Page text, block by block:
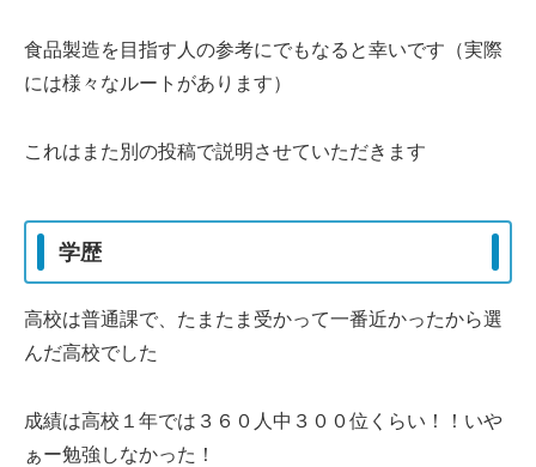
食品製造を目指す人の参考にでもなると幸いです（実際
には様々なルートがあります）
これはまた別の投稿で説明させていただきます
学歴
高校は普通課で、たまたま受かって一番近かったから選
んだ高校でした
成績は高校１年では３６０人中３００位くらい！！いや
ぁー勉強しなかった！